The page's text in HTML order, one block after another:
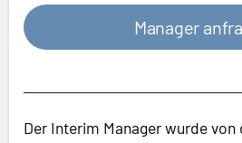
Manager
Der Interim Manager wurde von